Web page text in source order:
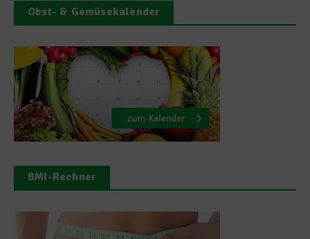
Obst- & Gemüsekalender
BMI-Rechner